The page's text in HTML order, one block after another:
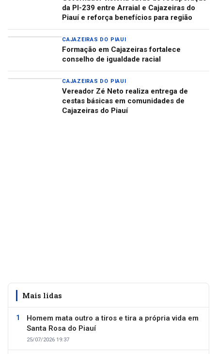
da PI-239 entre Arraial e Cajazeiras do
Piauí e reforça benefícios para região
CAJAZEIRAS DO PIAUI
Formação em Cajazeiras fortalece
conselho de igualdade racial
CAJAZEIRAS DO PIAUI
Vereador Zé Neto realiza entrega de
cestas básicas em comunidades de
Cajazeiras do Piauí
Mais lidas
Homem mata outro a tiros e tira a própria vida em
Santa Rosa do Piauí
25/07/2026 19:37